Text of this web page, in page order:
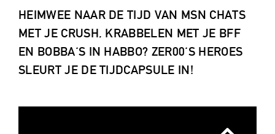
HEIMWEE NAAR DE TIJD VAN MSN CHATS
MET JE CRUSH, KRABBELEN MET JE BFF
EN BOBBA'S IN HABBO? ZER00'S HEROES
SLEURT JE DE TIJDCAPSULE IN!